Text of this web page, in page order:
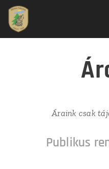
Áraink csak
Publikus